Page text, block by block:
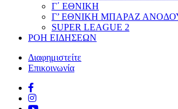
Γ΄ ΕΘΝΙΚΗ
Γ’ ΕΘΝΙΚΗ ΜΠΑΡΑΖ
SUPER LEAGUE 2
ΡΟΗ ΕΙΔΗΣΕΩΝ
Διαφημιστείτε
Επικοινωνία